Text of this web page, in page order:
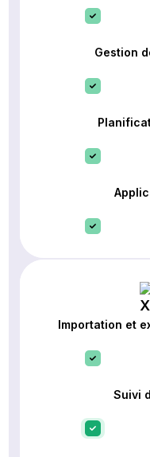
Gestion
Importation et
Suivi